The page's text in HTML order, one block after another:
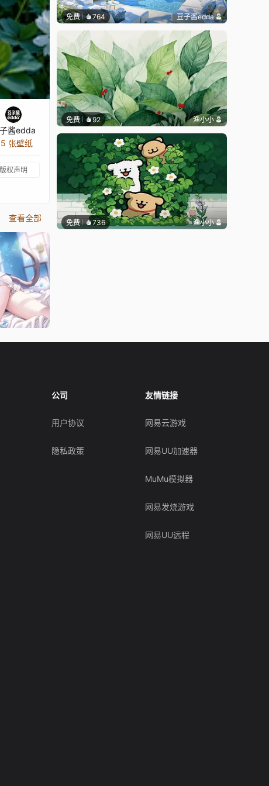
酱edda
张壁纸
版权声明
查看全部
免费 764 豆子酱edda
免费 92 渔小小
免费 736 渔小小
公司
用户协议
隐私政策
友情链接
网易云游戏
网易UU加速器
MuMu模拟器
网易发烧游戏
网易UU远程